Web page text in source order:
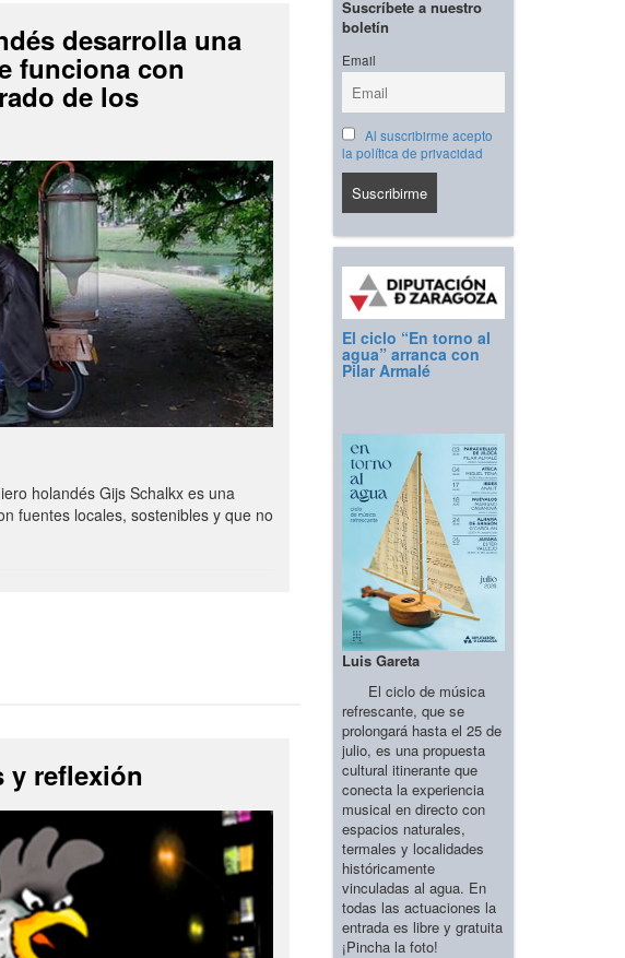
desarrolla una
funciona con
de los
holandés Gijs Schalkx es una
fuentes locales, sostenibles y que no
y reflexión
Suscríbete a nuestro
boletín
Email
Al suscribirme acepto
la política de privacidad
El ciclo “En torno al
agua” arranca con
Pilar Armalé
Luis Gareta
El ciclo de música
refrescante, que se
prolongará hasta el 25 de
julio, es una propuesta
cultural itinerante que
conecta la experiencia
musical en directo con
espacios naturales,
termales y localidades
históricamente
vinculadas al agua. En
todas las actuaciones la
entrada es libre y gratuita
¡Pincha la foto!